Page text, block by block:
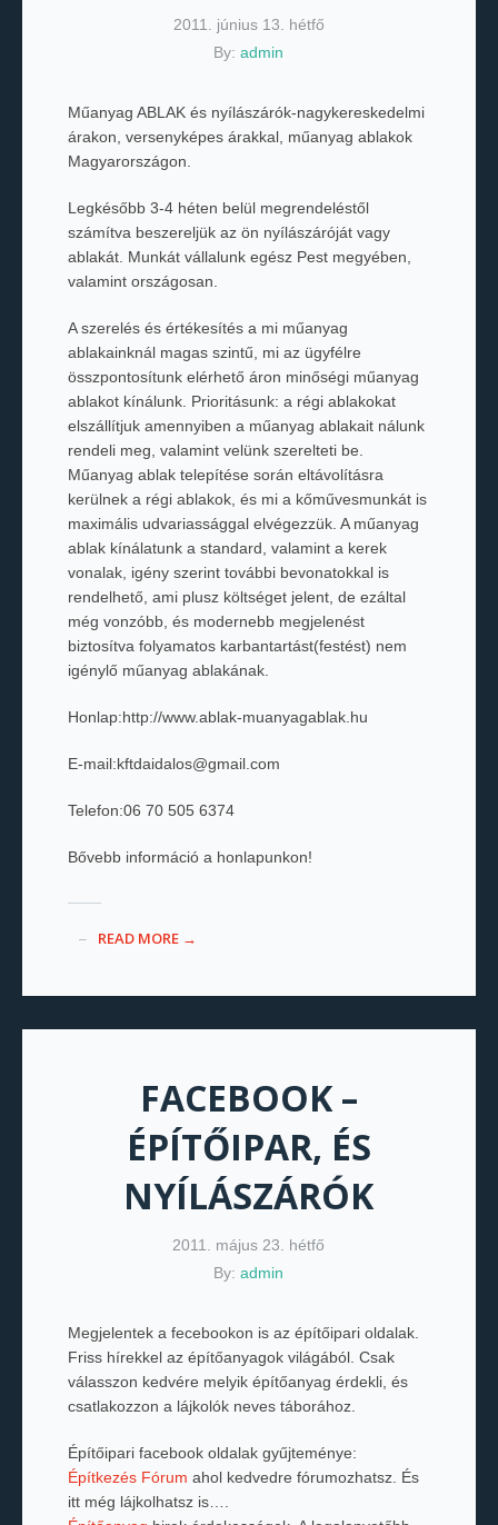
2011. június 13. hétfő
By:admin
Műanyag ABLAK és nyílászárók-nagykereskedelmi
árakon, versenyképes árakkal, műanyag ablakok
Magyarországon.
Legkésőbb 3-4 héten belül megrendeléstől
számítva beszereljük az ön nyílászáróját vagy
ablakát. Munkát vállalunk egész Pest megyében,
valamint országosan.
A szerelés és értékesítés a mi műanyag
ablakainknál magas szintű, mi az ügyfélre
összpontosítunk elérhető áron minőségi műanyag
ablakot kínálunk. Prioritásunk: a régi ablakokat
elszállítjuk amennyiben a műanyag ablakait nálunk
rendeli meg, valamint velünk szerelteti be.
Műanyag ablak telepítése során eltávolításra
kerülnek a régi ablakok, és mi a kőművesmunkát is
maximális udvariassággal elvégezzük. A műanyag
ablak kínálatunk a standard, valamint a kerek
vonalak, igény szerint további bevonatokkal is
rendelhető, ami plusz költséget jelent, de ezáltal
még vonzóbb, és modernebb megjelenést
biztosítva folyamatos karbantartást(festést) nem
igénylő műanyag ablakának.
Honlap:http://www.ablak-muanyagablak.hu
E-mail:kftdaidalos@gmail.com
Telefon:06 70 505 6374
Bővebb információ a honlapunkon!
READ MORE →
FACEBOOK –
ÉPÍTŐIPAR, ÉS
NYÍLÁSZÁRÓK
2011. május 23. hétfő
By:admin
Megjelentek a fecebookon is az építőipari oldalak.
Friss hírekkel az építőanyagok világából. Csak
válasszon kedvére melyik építőanyag érdekli, és
csatlakozzon a lájkolók neves táborához.
Építőipari facebook oldalak gyűjteménye:
Építkezés Fórum ahol kedvedre fórumozhatsz. És
itt még lájkolhatsz is….